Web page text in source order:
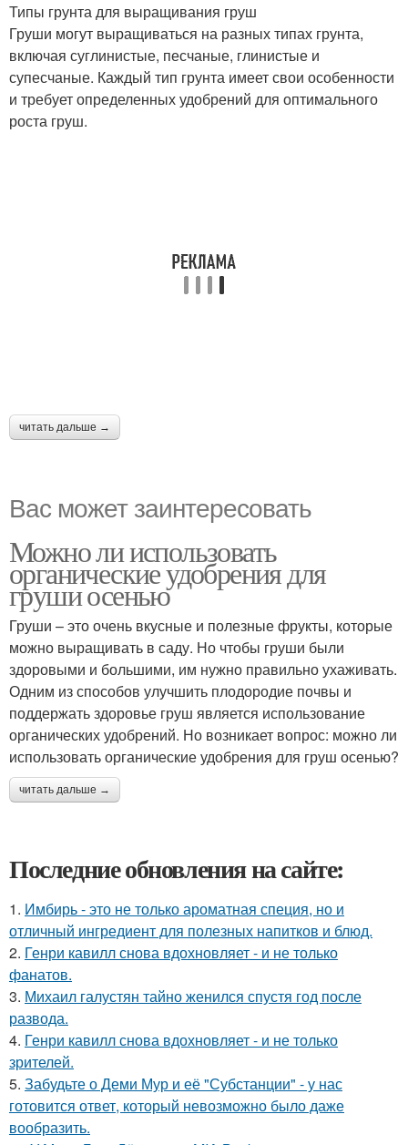
Типы грунта для выращивания груш
Груши могут выращиваться на разных типах грунта,
включая суглинистые, песчаные, глинистые и
супесчаные. Каждый тип грунта имеет свои особенности
и требует определенных удобрений для оптимального
роста груш.
читать дальше →
Вас может заинтересовать
Можно ли использовать
органические удобрения для
груши осенью
Груши – это очень вкусные и полезные фрукты, которые
можно выращивать в саду. Но чтобы груши были
здоровыми и большими, им нужно правильно ухаживать.
Одним из способов улучшить плодородие почвы и
поддержать здоровье груш является использование
органических удобрений. Но возникает вопрос: можно ли
использовать органические удобрения для груш осенью?
читать дальше →
Последние обновления на сайте:
1. Имбирь - это не только ароматная специя, но и
отличный ингредиент для полезных напитков и блюд.
2. Генри кавилл снова вдохновляет - и не только
фанатов.
3. Михаил галустян тайно женился спустя год после
развода.
4. Генри кавилл снова вдохновляет - и не только
зрителей.
5. Забудьте о Деми Мур и её "Субстанции" - у нас
готовится ответ, который невозможно было даже
вообразить.